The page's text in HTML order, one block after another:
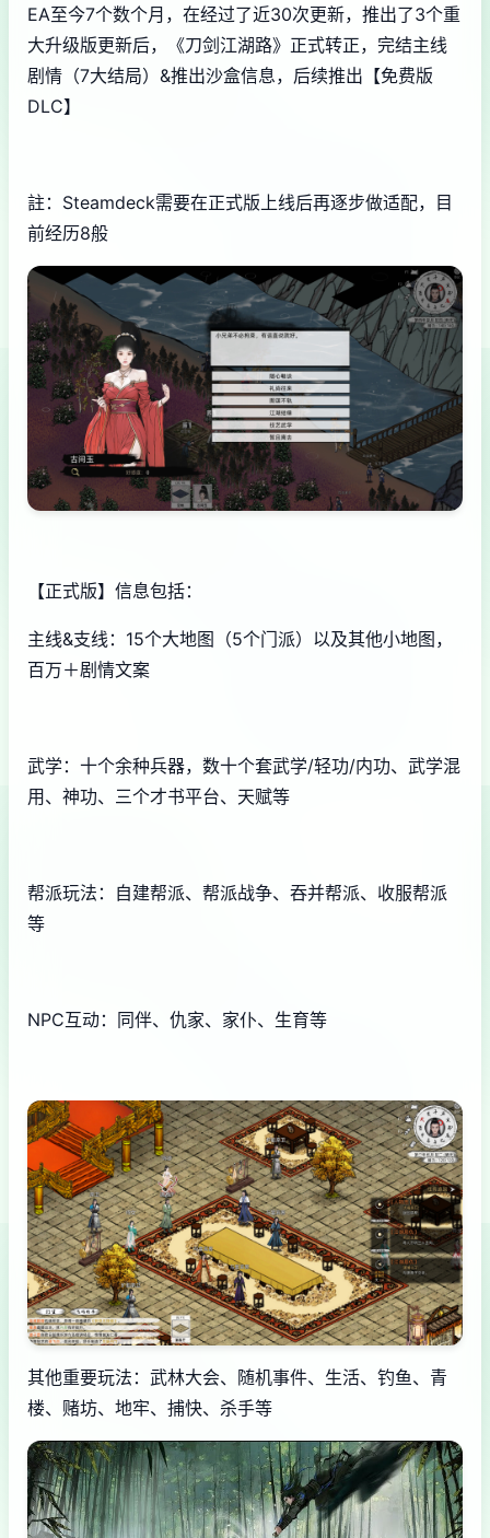
EA至今7个数个月，在经过了近30次更新，推出了3个重
大升级版更新后，《刀剑江湖路》正式转正，完结主线
剧情（7大结局）&推出沙盒信息，后续推出【免费版
DLC】
註：Steamdeck需要在正式版上线后再逐步做适配，目
前经历8般
【正式版】信息包括：
主线&支线：15个大地图（5个门派）以及其他小地图，
百万＋剧情文案
武学：十个余种兵器，数十个套武学/轻功/内功、武学混
用、神功、三个才书平台、天赋等
帮派玩法：自建帮派、帮派战争、吞并帮派、收服帮派
等
NPC互动：同伴、仇家、家仆、生育等
其他重要玩法：武林大会、随机事件、生活、钓鱼、青
楼、赌坊、地牢、捕快、杀手等